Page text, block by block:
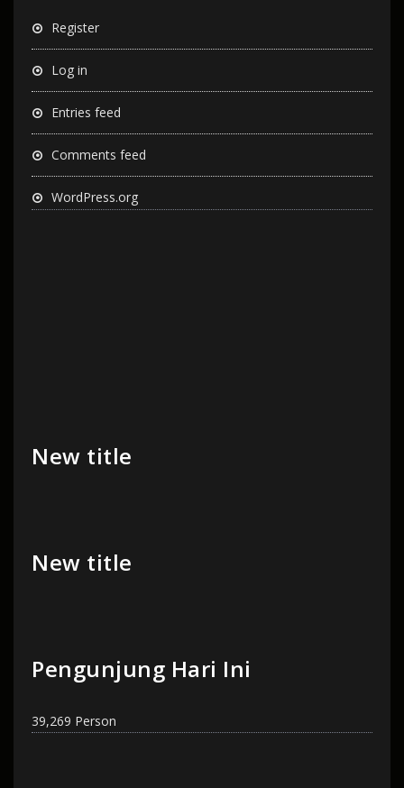
Register
Log in
Entries feed
Comments feed
WordPress.org
New title
New title
Pengunjung Hari Ini
39,269 Person